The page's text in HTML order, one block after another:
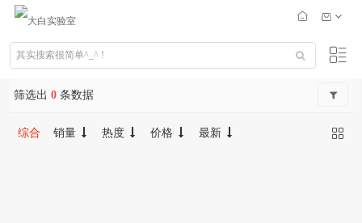
筛选出 0 条数据
综合 销量 热度 价格 最新